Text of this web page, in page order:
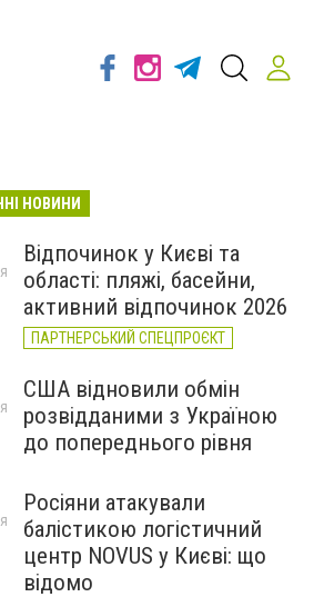
НОВИНИ
Відпочинок у Києві та
області: пляжі, басейни,
активний відпочинок 2026
ПАРТНЕРСЬКИЙ СПЕЦПРОЄКТ
США відновили обмін
розвідданими з Україною
до попереднього рівня
Росіяни атакували
балістикою логістичний
центр NOVUS у Києві: що
відомо